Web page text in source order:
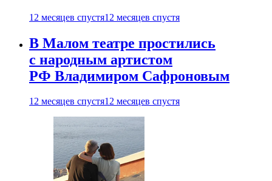
12 месяцев спустя12 месяцев спустя
В Малом театре простились
с народным артистом
РФ Владимиром Сафроновым
12 месяцев спустя12 месяцев спустя